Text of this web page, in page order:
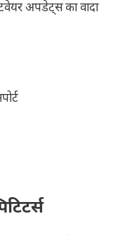
अपडेट्स का वादा